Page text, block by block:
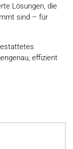
Lösungen, die
sind – für
effizient